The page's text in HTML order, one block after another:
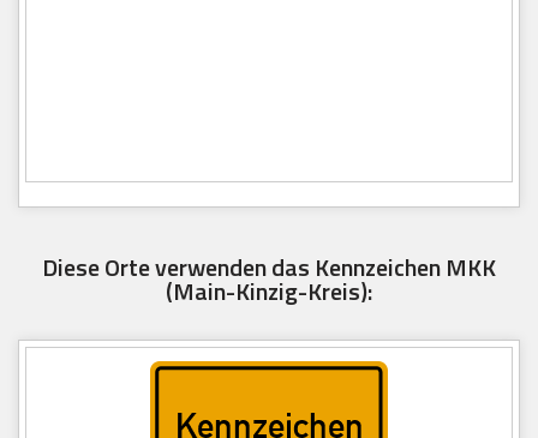
Diese Orte verwenden das Kennzeichen MKK
(Main-Kinzig-Kreis):